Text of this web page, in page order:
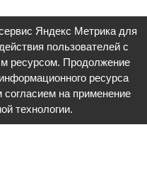
Яндекс Метрика для
пользователей с
ресурсом. Продолжение
ресурса
на применение
технологии.